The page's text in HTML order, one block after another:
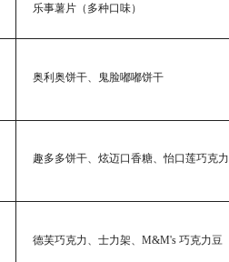
乐事薯片（多种口味）
奥利奥饼干、鬼脸嘟嘟饼干
趣多多饼干、炫迈口香糖、怡口莲巧克力
德芙巧克力、士力架、M&M's 巧克力豆